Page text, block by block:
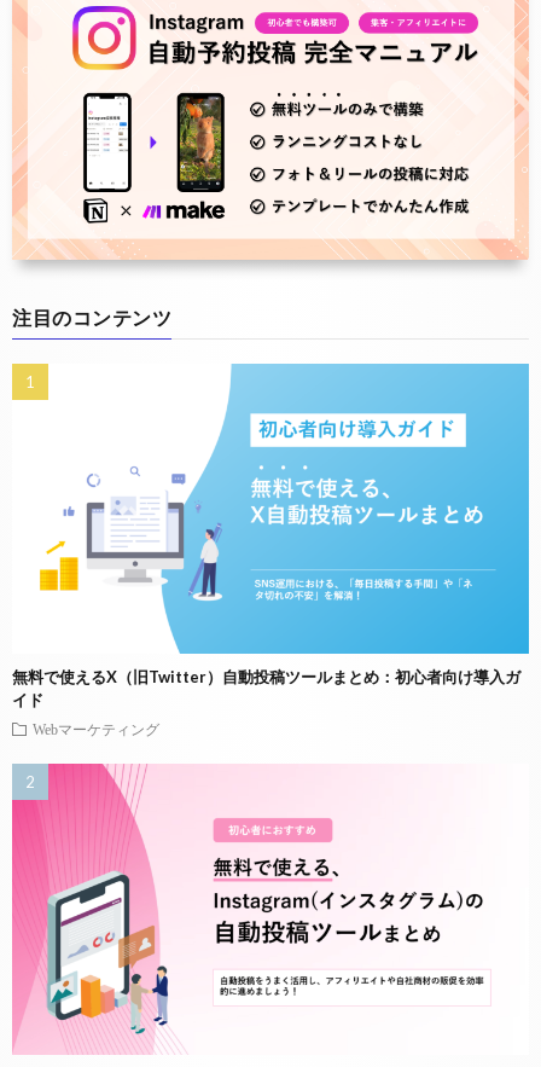
注目のコンテンツ
無料で使えるX（旧Twitter）自動投稿ツールまとめ：初心者向け導入ガ
イド
Webマーケティング